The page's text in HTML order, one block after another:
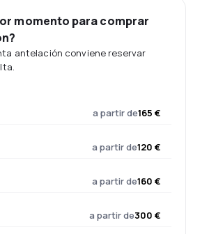
momento para comprar
antelación conviene reservar
a partir de165 €
a partir de120 €
a partir de160 €
a partir de300 €